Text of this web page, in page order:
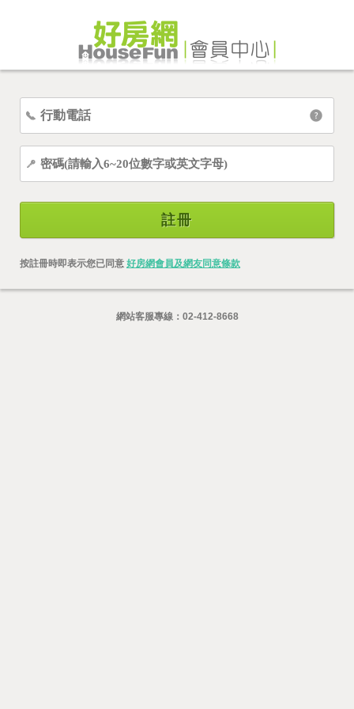
註冊
按註冊時即表示您已同意 好房網會員及網友同意條款
網站客服專線： 02-412-8668